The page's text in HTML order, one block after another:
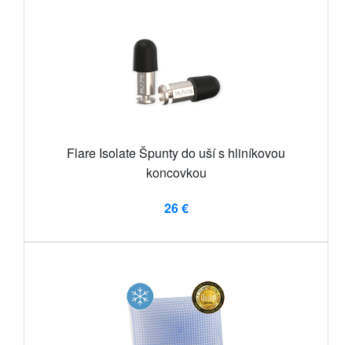
Flare Isolate Špunty do uší s hliníkovou
koncovkou
26 €